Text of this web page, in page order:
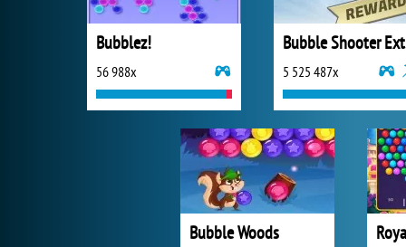
Bubblez!
56 988x 5 525 487x
Bubble Woods